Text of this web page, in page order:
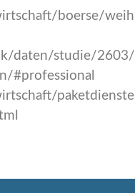
boerse/
daten/studie/
#professional